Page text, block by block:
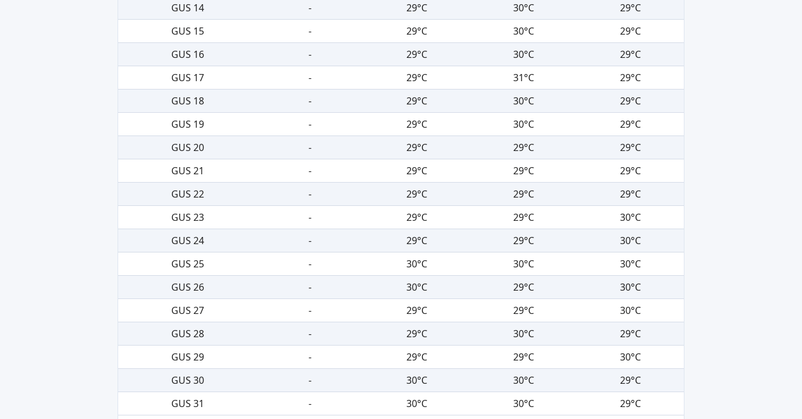
GUS 14
- 29°C 30°C
29°C
GUS 15
- 29°C 30°C
29°C
GUS 16
- 29°C 30°C
29°C
GUS 17
- 29°C 31°C
29°C
GUS 18
- 29°C 30°C
29°C
GUS 19
- 29°C 30°C
29°C
GUS 20
- 29°C 29°C
29°C
GUS 21
- 29°C 29°C
29°C
GUS 22
- 29°C 29°C
29°C
GUS 23
- 29°C 29°C
30°C
GUS 24
- 29°C 29°C
30°C
GUS 25
- 30°C 30°C
30°C
GUS 26
- 30°C 29°C
30°C
GUS 27
- 29°C 29°C
30°C
GUS 28
- 29°C 30°C
29°C
GUS 29
- 29°C 29°C
30°C
GUS 30
- 30°C 30°C
29°C
GUS 31
- 30°C 30°C 29°C